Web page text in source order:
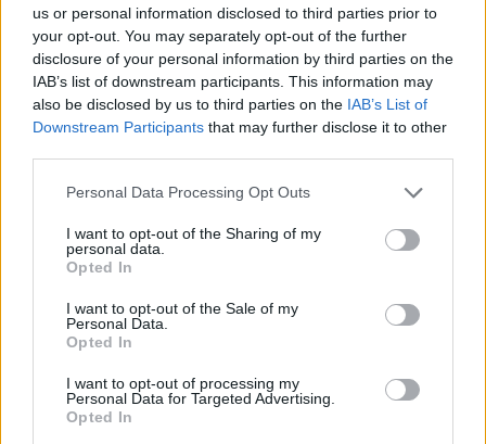
us or personal information disclosed to third parties prior to
your opt-out. You may separately opt-out of the further
disclosure of your personal information by third parties on the
IAB’s list of downstream participants. This information may
also be disclosed by us to third parties on the IAB’s List of
Downstream Participants that may further disclose it to other
Personal Data Processing Opt Outs
I want to opt-out of the Sharing of my
personal data.
Opted In
I want to opt-out of the Sale of my
Personal Data.
Opted In
I want to opt-out of processing my
Personal Data for Targeted Advertising.
Opted In
Ze względu na to, że mobilna produkcja Riot Games ma
niespełna rok, bowiem otwarta beta gry pojawiła się w
Korei Południowej w październiku zeszłego roku, to nie
sposób powiedzieć wiele o graczach, którzy będą
występować pod banderą KT Rolster. Jedyne co
możemy znaleźć na ich temat to fakt, że kilku z nich ma
jako Arena of Valor. Niemniej według niektórych źródeł,
plotki o chęci stworzenia ekipy w Wild Rifcie przez
organizację krążyły od kilku dobrych miesięcy. Można
doszlifowana i może zawojować azjatycką scenę.
Tak prezentuje się skład KT Rolster w
LoL: Wild Rift:
Jeong "Ratel" Yun-ho